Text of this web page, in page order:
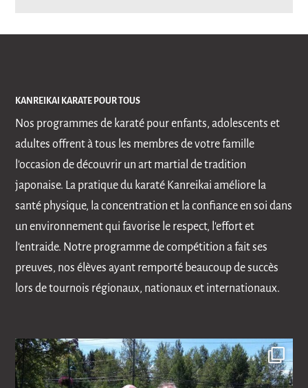
KANREIKAI KARATE POUR TOUS
Nos programmes de karaté pour enfants, adolescents et
adultes offrent à tous les membres de votre famille
l'occasion de découvrir un art martial de tradition
japonaise. La pratique du karaté Kanreikai améliore la
santé physique, la concentration et la confiance en soi dans
un environnement qui favorise le respect, l'effort et
l'entraide. Notre programme de compétition a fait ses
preuves, nos élèves ayant remporté beaucoup de succès
lors de tournois régionaux, nationaux et internationaux.